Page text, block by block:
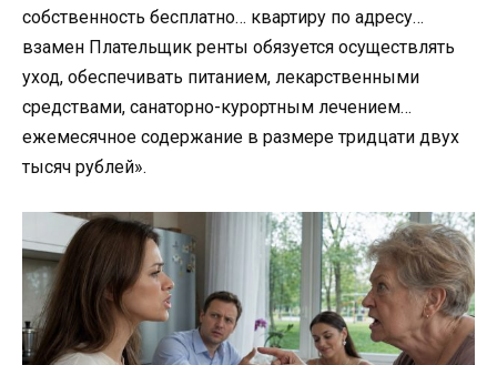
собственность бесплатно… квартиру по адресу…
взамен Плательщик ренты обязуется осуществлять
уход, обеспечивать питанием, лекарственными
средствами, санаторно-курортным лечением…
ежемесячное содержание в размере тридцати двух
тысяч рублей».